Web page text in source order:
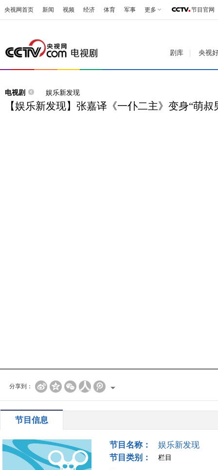
央视网首页 新闻 视频 经济 体育 军事 更多 节目官网
剧库 央视
电视剧 娱乐新发现
【娱乐新发现】张嘉译《一仆二主》变身“萌
分享到：
节目信息
节目名称：
娱乐新发现
节目类别：
栏目